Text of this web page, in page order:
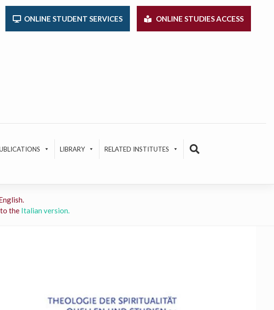
ONLINE STUDENT SERVICES ONLINE STUDIES ACCESS
LIBRARY RELATED INSTITUTES
the Italian version.